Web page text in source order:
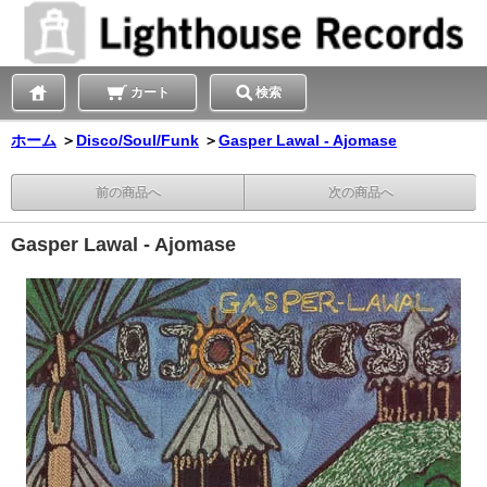
カート 検索
ホーム ＞ Disco/Soul/Funk ＞Gasper Lawal - Ajomase
前の商品へ 次の商品へ
Gasper Lawal - Ajomase